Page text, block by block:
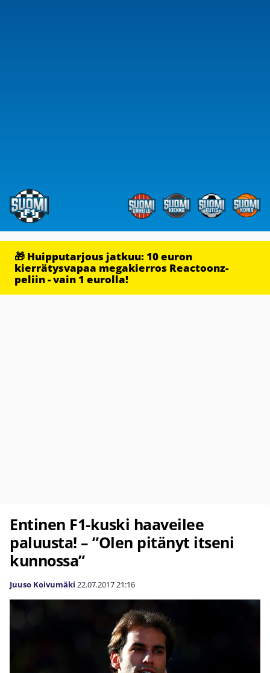
🎁 Huipputarjous jatkuu: 10 euron
kierrätysvapaa megakierros Reactoonz-
peliin - vain 1 eurolla!
Entinen F1-kuski haaveilee
paluusta! – ”Olen pitänyt itseni
kunnossa”
Juuso Koivumäki 22.07.201721:16